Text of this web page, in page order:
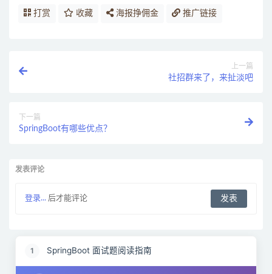
打赏 收藏 海报挣佣金 推广链接
上一篇
社招群来了，来扯淡吧
下一篇
SpringBoot有哪些优点？
发表评论
登录... 后才能评论
1 SpringBoot 面试题阅读指南